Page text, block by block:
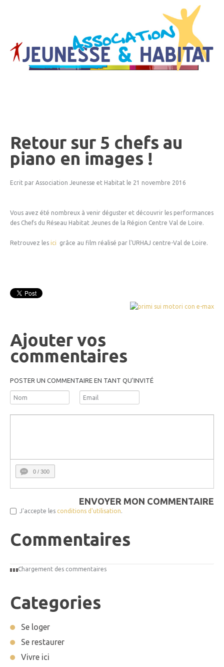
Retour sur 5 chefs au
piano en images !
Ecrit par Association Jeunesse et Habitat le 21 novembre 2016
Vous avez été nombreux à venir déguster et découvrir les performances
des Chefs du Réseau Habitat Jeunes de la Région Centre Val de Loire.
Retrouvez les ici grâce au film réalisé par l'URHAJ centre-Val de Loire.
Ajouter vos
commentaires
POSTER UN COMMENTAIRE EN TANT QU'INVITÉ
0 / 300
ENVOYER MON COMMENTAIRE
J'accepte les conditions d'utilisation.
Commentaires
Chargement des commentaires
Categories
Se loger
Se restaurer
Vivre ici